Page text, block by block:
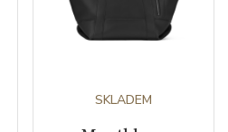
SKLADEM